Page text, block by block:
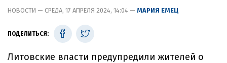
НОВОСТИ — СРЕДА, 17 АПРЕЛЯ 2024, 14:04 — МАРИЯ ЕМЕЦ
ПОДЕЛИТЬСЯ:
Литовские власти предупредили жителей о